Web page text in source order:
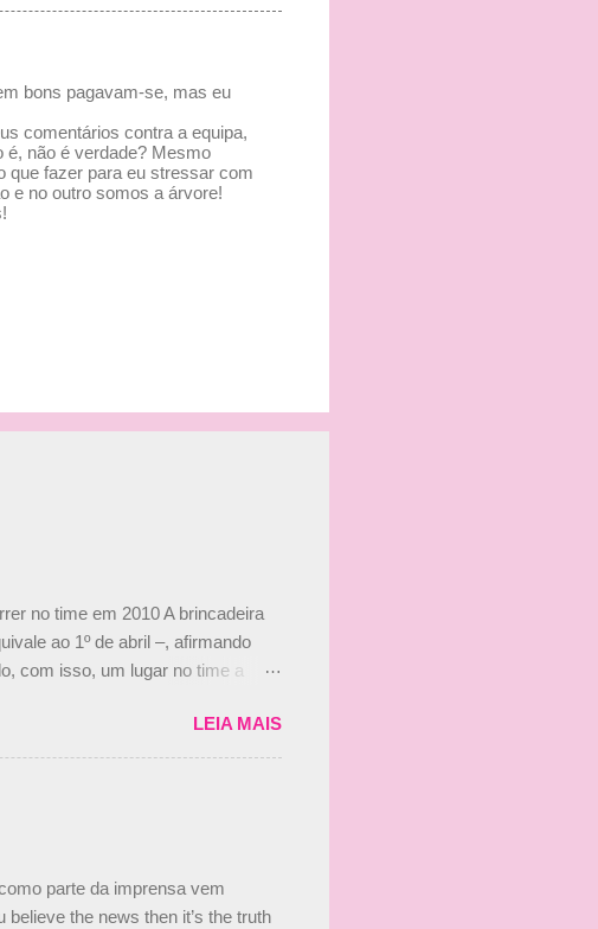
bons pagavam-se, mas eu
comentários contra a equipa,
é, não é verdade? Mesmo
que fazer para eu stressar com
e no outro somos a árvore!
no time em 2010 A brincadeira
ao 1º de abril –, afirmando
com isso, um lugar no time a
de Bruno Senna em 2010. "Na
depois de ter assinado com Bruno
tem nada contra o filho do
LEIA MAIS
parte da imprensa vem
the news then it’s the truth